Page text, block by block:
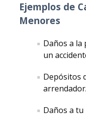
Reparaciones y
Comprendiendo los
Terminación o
Interactuando con la
Drogas y Alcohol:
Ejemplos de
Menores
Daños a
un
Depósitos
Daños a